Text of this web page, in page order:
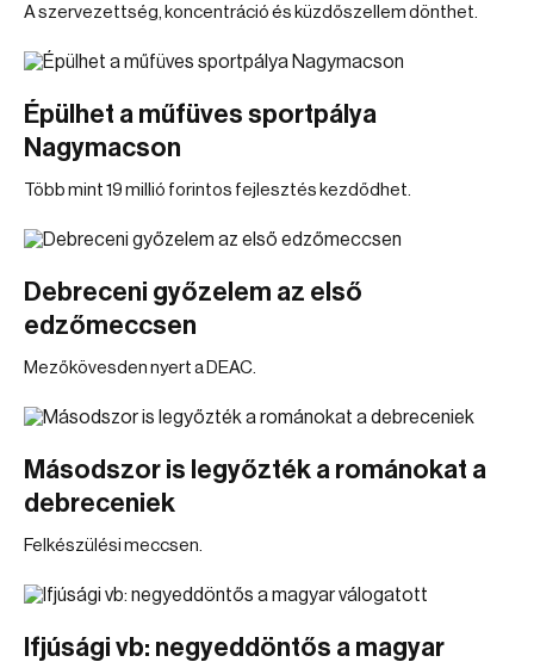
A szervezettség, koncentráció és küzdőszellem dönthet.
Épülhet a műfüves sportpálya
Nagymacson
Több mint 19 millió forintos fejlesztés kezdődhet.
Debreceni győzelem az első
edzőmeccsen
Mezőkövesden nyert a DEAC.
Másodszor is legyőzték a románokat a
debreceniek
Felkészülési meccsen.
Ifjúsági vb: negyeddöntős a magyar